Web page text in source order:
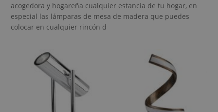
acogedora y hogareña cualquier estancia de tu hogar, en
especial las lámparas de mesa de madera que puedes
colocar en cualquier rincón d